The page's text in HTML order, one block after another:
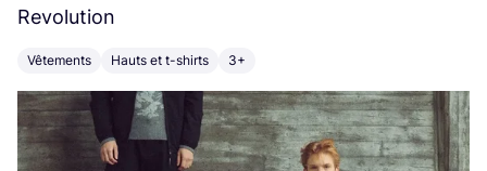
Revolution
Vêtements Hauts et t-shirts 3+